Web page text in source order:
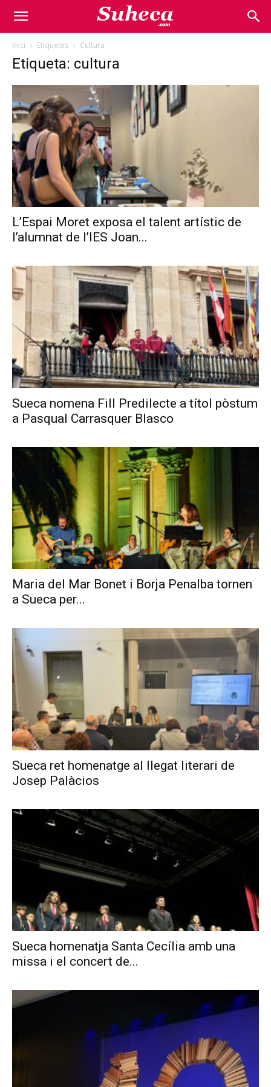
Inici Etiquetes Cultura
Etiqueta: cultura
L’Espai Moret exposa el talent artístic de
l’alumnat de l’IES Joan...
Sueca nomena Fill Predilecte a títol pòstum
a Pasqual Carrasquer Blasco
Maria del Mar Bonet i Borja Penalba tornen
a Sueca per...
Sueca ret homenatge al llegat literari de
Josep Palàcios
Sueca homenatja Santa Cecília amb una
missa i el concert de...